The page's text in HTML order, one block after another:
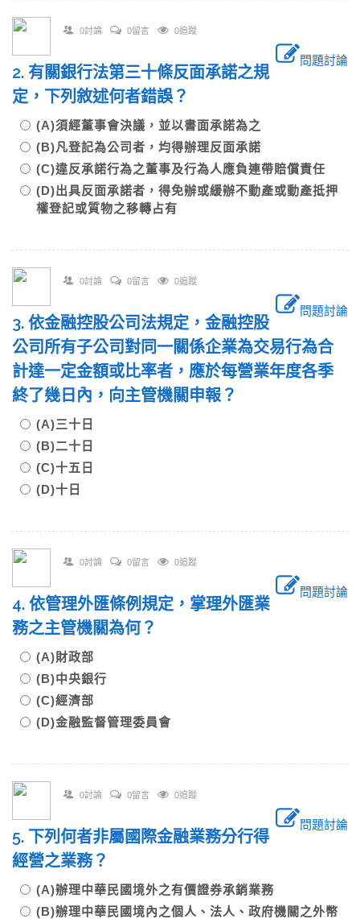
0討論 0留言 0追蹤
問題討論
2. 有關銀行法第三十條反面承諾之規
定，下列敘述何者錯誤？
(A)須經董事會決議，並以書面承諾為之
(B)凡登記為公司者，均得辦理反面承諾
(C)違反承諾行為之董事及行為人應負連帶賠償責任
(D)出具反面承諾者，得免辦或緩辦不動產或動產抵押
權登記或質物之移轉占有
0討論 0留言 0追蹤
問題討論
3. 依金融控股公司法規定，金融控股
公司所有子公司對同一關係企業為交易行為合
計達一定金額或比率者，應於每營業年度各季
終了幾日內，向主管機關申報？
(A)三十日
(B)二十日
(C)十五日
(D)十日
0討論 0留言 0追蹤
問題討論
4. 依管理外匯條例規定，掌理外匯業
務之主管機關為何？
(A)財政部
(B)中央銀行
(C)經濟部
(D)金融監督管理委員會
0討論 0留言 0追蹤
問題討論
5. 下列何者非屬國際金融業務分行得
經營之業務？
(A)辦理中華民國境外之有價證券承銷業務
(B)辦理中華民國境內之個人、法人、政府機關之外幣